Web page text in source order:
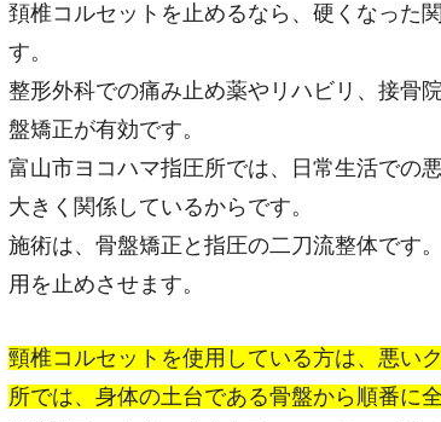
頚椎コルセットを止めるなら、硬くなった
す。
整形外科での痛み止め薬やリハビリ、接骨
盤矯正が有効です。
富山市ヨコハマ指圧所では、日常生活での
大きく関係しているからです。
施術は、骨盤矯正と指圧の二刀流整体です
用を止めさせます。
頸椎コルセットを使用している方は、悪い
所では、身体の土台である骨盤から順番に